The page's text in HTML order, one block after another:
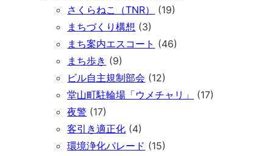
さくらねこ（TNR）
(19)
まちづくり構想 (3)
まち案内エスコート (46)
まち歩き (9)
ビル自主規制部会 (12)
堂山町駐輪場「ウメチャリ」
(17)
夜警 (17)
客引き適正化 (4)
環境浄化パレード (15)